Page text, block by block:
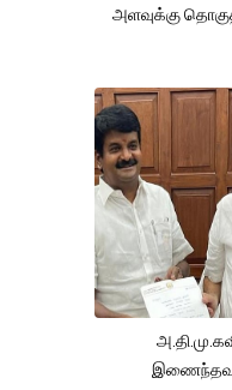
அளவுக்கு